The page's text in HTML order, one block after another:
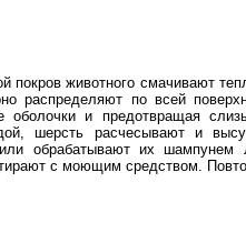
покров животного смачивают
распределяют по всей
оболочки и предотвращая
шерсть расчесывают и
обрабатывают их
с моющим средством.